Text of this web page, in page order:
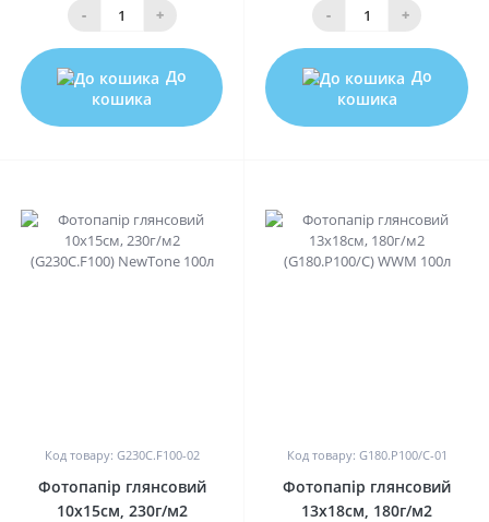
- +
До
кошика
- +
До
кошика
Код товару: G230C.F100-02
Фотопапір глянсовий
10х15см, 230г/м2
Код товару: G180.P100/C-01
Фотопапір глянсовий
13х18см, 180г/м2